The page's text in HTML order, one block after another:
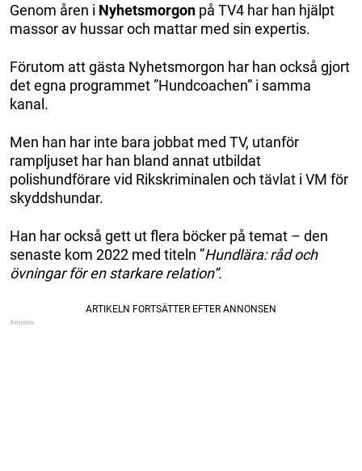
Genom åren i Nyhetsmorgon på TV4 har han hjälpt
massor av hussar och mattar med sin expertis.
Förutom att gästa Nyhetsmorgon har han också gjort
det egna programmet ”Hundcoachen” i samma
kanal.
Men han har inte bara jobbat med TV, utanför
rampljuset har han bland annat utbildat
polishundförare vid Rikskriminalen och tävlat i VM för
skyddshundar.
Han har också gett ut flera böcker på temat – den
senaste kom 2022 med titeln ”Hundlära: råd och
övningar för en starkare relation”.